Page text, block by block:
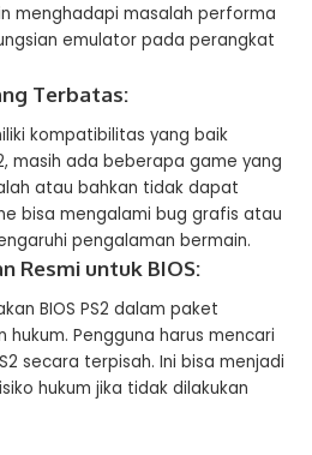
menghadapi masalah performa
emulator pada perangkat
Terbatas:
kompatibilitas yang baik
masih ada beberapa game yang
atau bahkan tidak dapat
bisa mengalami bug grafis atau
pengalaman bermain.
Resmi untuk BIOS:
BIOS PS2 dalam paket
hukum. Pengguna harus mencari
secara terpisah. Ini bisa menjadi
hukum jika tidak dilakukan